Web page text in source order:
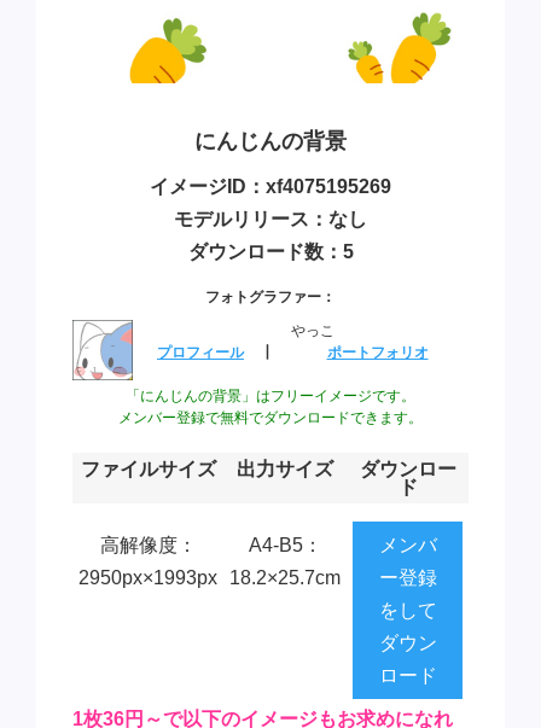
にんじんの背景
イメージID：xf4075195269
モデルリリース：なし
ダウンロード数：5
フォトグラファー：
やっこ
プロフィール
ポートフォリオ
「にんじんの背景」はフリーイメージです。
メンバー登録で無料でダウンロードできます。
ファイルサイズ 出力サイズ
ダウンロー
ド
高解像度：
2950px×1993px
A4-B5：
18.2×25.7cm
メンバ
ー登録
をして
ダウン
ロード
1枚36円～で以下のイメージもお求めになれ